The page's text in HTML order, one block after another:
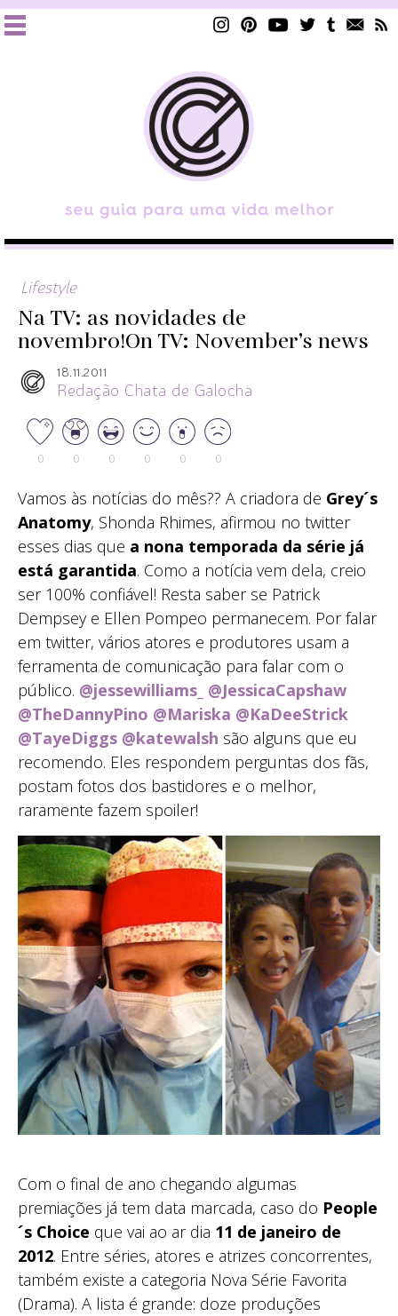
Lifestyle
Na TV: as novidades de
novembro!On TV: November’s news
18.11.2011
Redação Chata de Galocha
0 0 0 0 0 0
Vamos às notícias do mês?? A criadora de Grey´s
Anatomy, Shonda Rhimes, afirmou no twitter
esses dias que a nona temporada da série já
está garantida. Como a notícia vem dela, creio
ser 100% confiável! Resta saber se Patrick
Dempsey e Ellen Pompeo permanecem. Por falar
em twitter, vários atores e produtores usam a
ferramenta de comunicação para falar com o
público. @jessewilliams_ @JessicaCapshaw
@TheDannyPino @Mariska @KaDeeStrick
@TayeDiggs @katewalsh são alguns que eu
recomendo. Eles respondem perguntas dos fãs,
postam fotos dos bastidores e o melhor,
raramente fazem spoiler!
Com o final de ano chegando algumas
premiações já tem data marcada, caso do People
´s Choice que vai ao ar dia 11 de janeiro de
2012. Entre séries, atores e atrizes concorrentes,
também existe a categoria Nova Série Favorita
(Drama). A lista é grande: doze produções